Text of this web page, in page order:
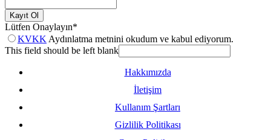
Kayıt Ol
Lütfen Onaylayın*
KVKK Aydınlatma metnini okudum ve kabul ediyorum.
This field should be left blank
Hakkımızda
İletişim
Kullanım Şartları
Gizlilik Politikası